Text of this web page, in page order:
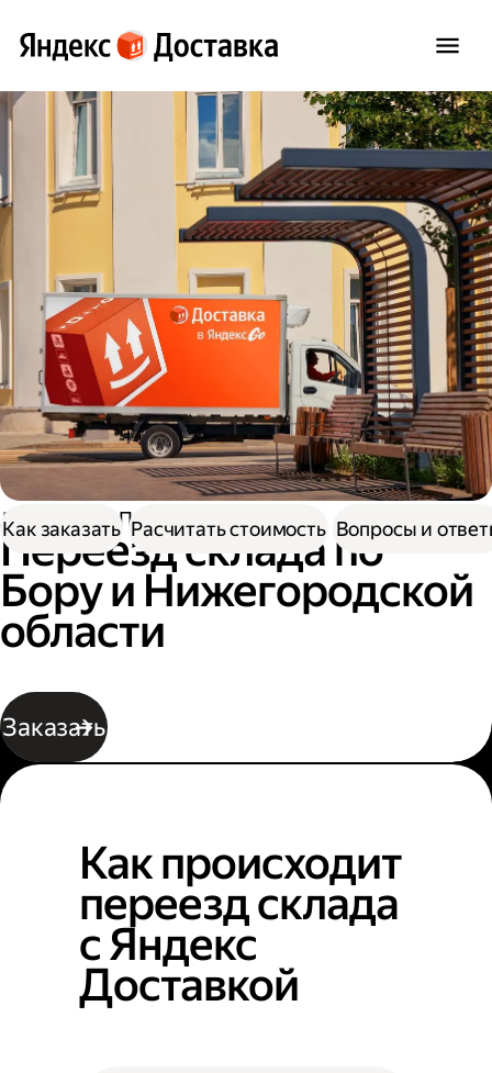
Доставка Переезд склада
Переезд склада по
Бору и Нижегородской
области
Заказать
Как заказать Расчитать стоимость Вопросы и
Как происходит
переезд склада
с Яндекс
Доставкой